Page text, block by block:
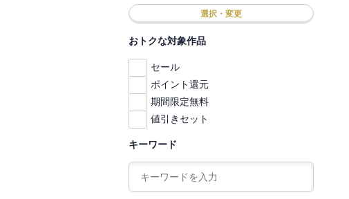
選択・変更
おトクな対象作品
セール
ポイント還元
期間限定無料
値引きセット
キーワード